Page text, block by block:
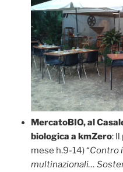
MercatoBIO, al
biologica a kmZero: Il
mese h.9-14) “Contro
multinazionali…